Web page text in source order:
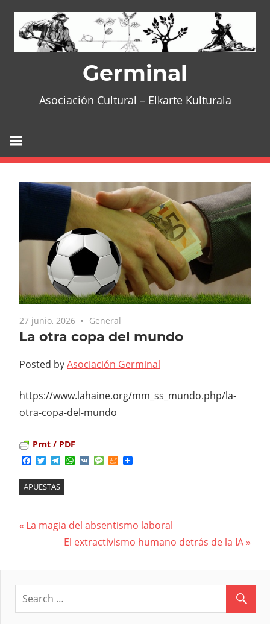
content
Germinal
Asociación Cultural – Elkarte Kulturala
27 junio, 2026 General
La otra copa del mundo
Posted byAsociación Germinal
https://www.lahaine.org/mm_ss_mundo.php/la-
otra-copa-del-mundo
Prnt / PDF
Facebook
TwitterTelegram
WhatsApp
VK MessageMeneame
APUESTAS
Navegación
de
entradas
Previous
La magia del absentismo laboral
Next
El extractivismo humano detrás de la IA